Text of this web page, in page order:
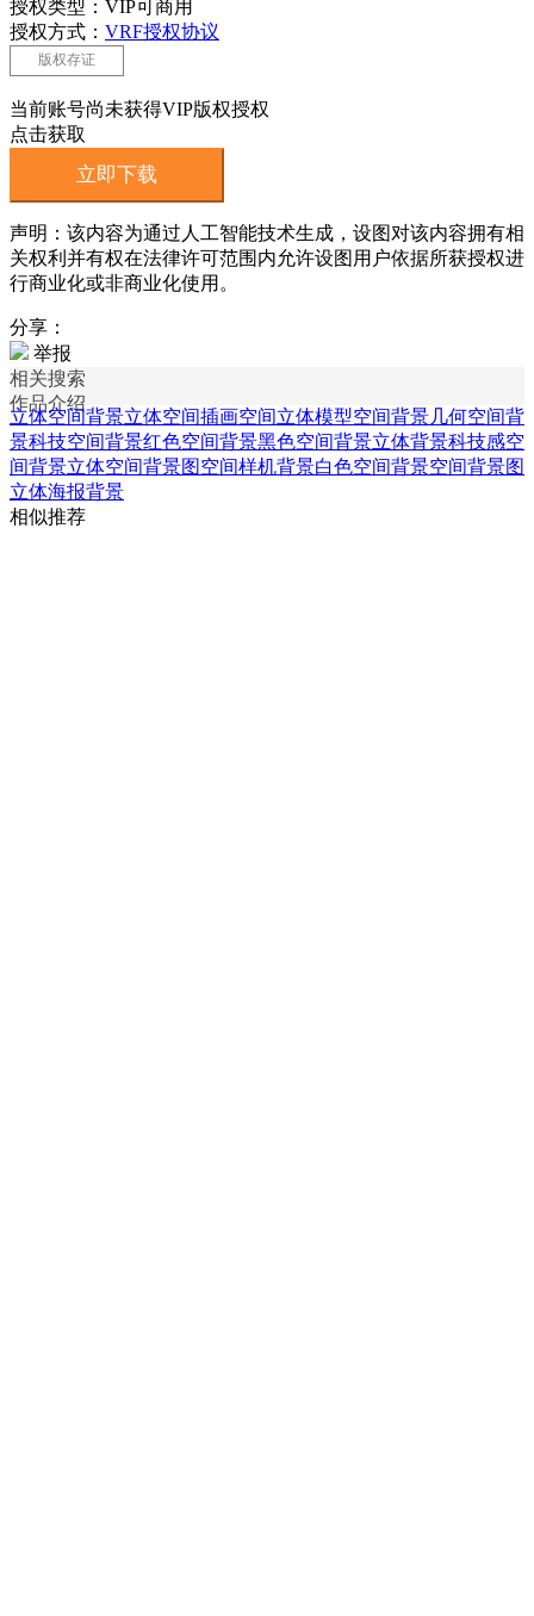
授权类型：VIP可商用
授权方式： VRF授权协议
版权存证
当前账号尚未获得VIP版权授权
点击获取
立即下载
声明：该内容为通过人工智能技术生成，设图对该内容拥有相
关权利并有权在法律许可范围内允许设图用户依据所获授权进
行商业化或非商业化使用。
分享：
举报
相关搜索
作品介绍
立体空间背景立体空间插画空间立体模型空间背景几何空间背
景科技空间背景红色空间背景黑色空间背景立体背景科技感空
间背景立体空间背景图空间样机背景白色空间背景空间背景图
立体海报背景
相似推荐